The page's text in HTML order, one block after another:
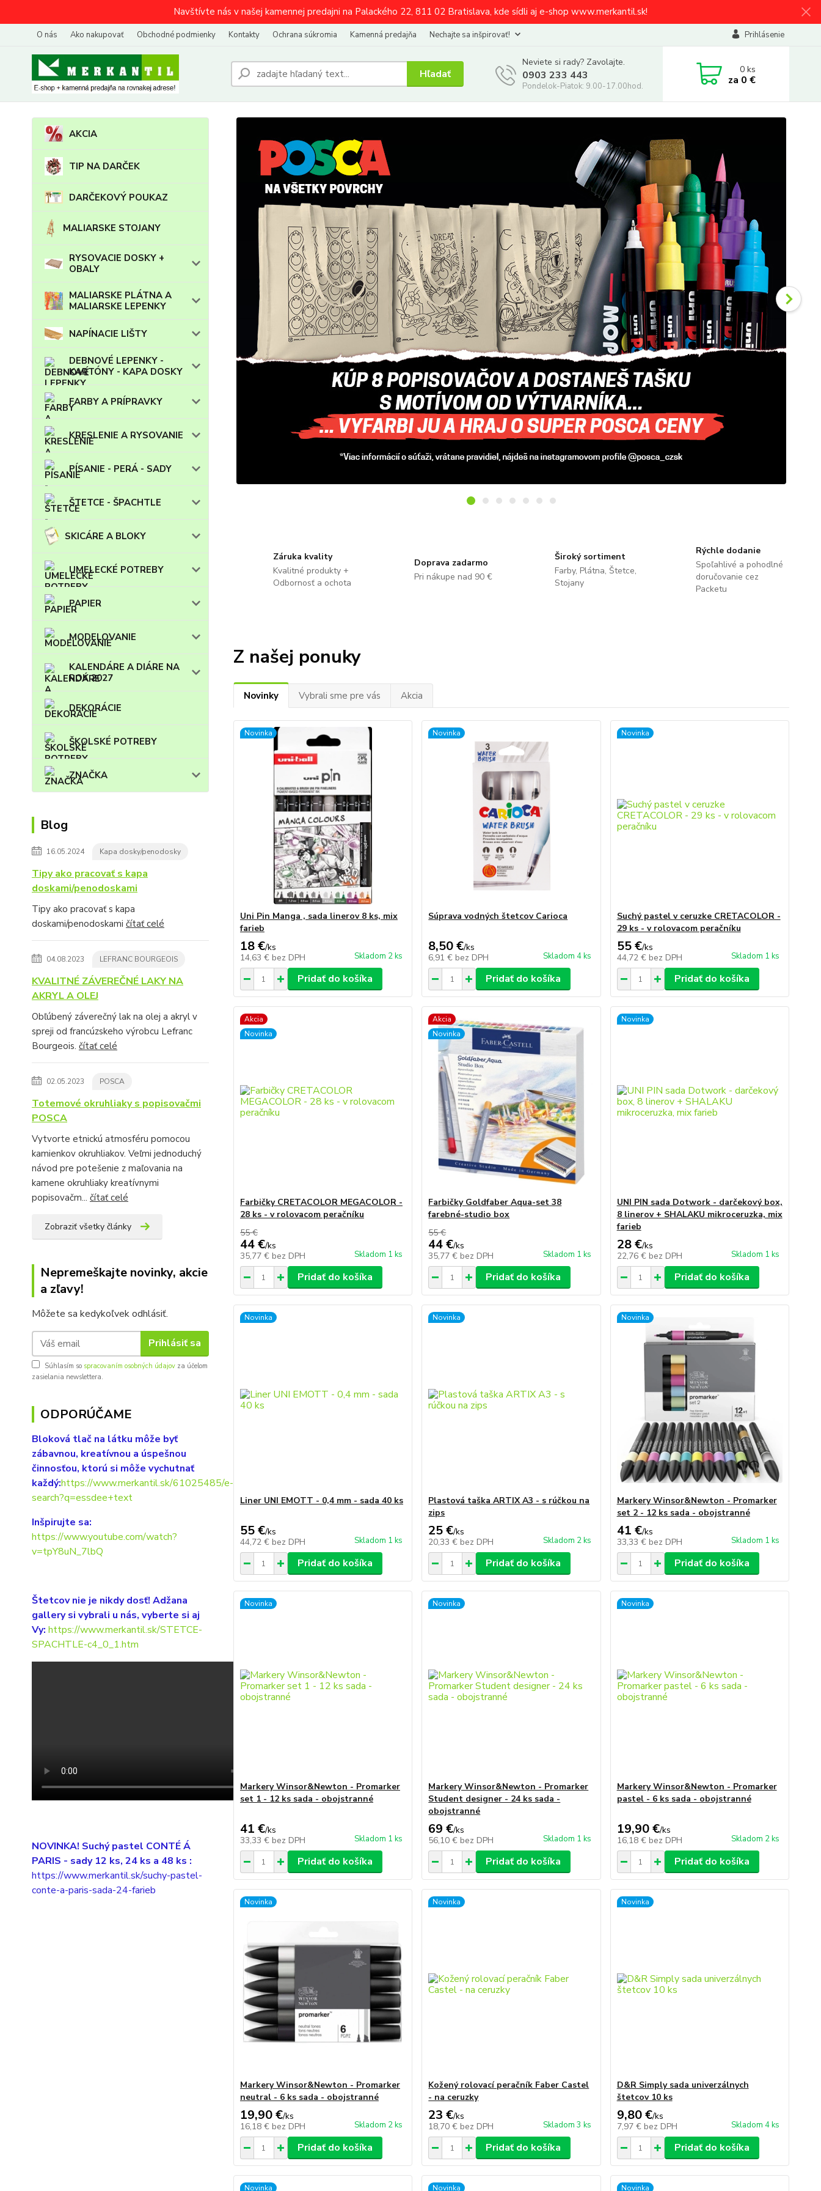
Navštívte nás v našej kamennej predajni na Palackého 22, 811 02 Bratislava, kde sídli aj e-shop www.merkantil.sk!
O nás Ako nakupovať Obchodné podmienky Kontakty Ochrana súkromia Kamenná predajňa Nechajte sa inšpirovať! Prihlásenie
Hľadať
Neviete si rady? Zavolajte.
0903 233 443
Pondelok-Piatok: 9.00-17.00hod.
0ks
za 0 €
AKCIA
TIP NA DARČEK
DARČEKOVÝ POUKAZ
MALIARSKE STOJANY
RYSOVACIE DOSKY +
OBALY
MALIARSKE PLÁTNA A
MALIARSKE LEPENKY
NAPÍNACIE LIŠTY
DEBNOVÉ LEPENKY -
KARTÓNY - KAPA DOSKY
FARBY A PRÍPRAVKY
KRESLENIE A RYSOVANIE
PÍSANIE - PERÁ - SADY
ŠTETCE - ŠPACHTLE
SKICÁRE A BLOKY
UMELECKÉ POTREBY
PAPIER
MODELOVANIE
KALENDÁRE A DIÁRE NA
ROK 2027
DEKORÁCIE
ŠKOLSKÉ POTREBY
ZNAČKA
Blog
16.05.2024 Kapa dosky/penodosky
Tipy ako pracovať s kapa
doskami/penodoskami
Tipy ako pracovať s kapa
doskami/penodoskami čítať celé
04.08.2023 LEFRANC BOURGEOIS
KVALITNÉ ZÁVEREČNÉ LAKY NA
AKRYL A OLEJ
Obľúbený záverečný lak na olej a akryl v
spreji od francúzskeho výrobcu Lefranc
Bourgeois. čítať celé
02.05.2023 POSCA
Totemové okruhliaky s popisovačmi
POSCA
Vytvorte etnickú atmosféru pomocou
kamienkov okruhliakov. Veľmi jednoduchý
návod pre potešenie z maľovania na
kamene okruhliaky kreatívnymi
popisovačm... čítať celé
Zobraziť všetky články
Nepremeškajte novinky, akcie
a zľavy!
Môžete sa kedykoľvek odhlásiť.
Prihlásiť sa
Súhlasím so spracovaním osobných údajov za účelom
zasielania newslettera.
ODPORÚČAME
Bloková tlač na látku môže byť
zábavnou, kreatívnou a úspešnou
činnosťou, ktorú si môže vychutnať
každý:https://www.merkantil.sk/61025485/e-
search?q=essdee+text
Inšpirujte sa:
https://www.youtube.com/watch?
v=tpY8uN_7lbQ
Štetcov nie je nikdy dosť! Adžana
gallery si vybrali u nás, vyberte si aj
Vy: https://www.merkantil.sk/STETCE-
SPACHTLE-c4_0_1.htm
NOVINKA! Suchý pastel CONTÉ Á
PARIS - sady 12 ks, 24 ks a 48 ks :
https://www.merkantil.sk/suchy-pastel-
conte-a-paris-sada-24-farieb
Záruka kvality
Kvalitné produkty +
Odbornosť a ochota
Doprava zadarmo
Pri nákupe nad 90 €
Široký sortiment
Farby, Plátna, Štetce,
Stojany
Rýchle dodanie
Spoľahlivé a pohodlné
doručovanie cez
Packetu
Z našej ponuky
Novinky Vybrali sme pre vás Akcia
Novinka
Uni Pin Manga , sada linerov 8 ks, mix
farieb
18 €/ks
14,63 € bez DPH Skladom 2 ks
Pridať do košíka
Novinka
Súprava vodných štetcov Carioca
8,50 €/ks
6,91 € bez DPH Skladom 4 ks
Pridať do košíka
Novinka
Suchý pastel v ceruzke CRETACOLOR -
29 ks - v rolovacom peračníku
55 €/ks
44,72 € bez DPH Skladom 1 ks
Pridať do košíka
Akcia
Novinka
Farbičky CRETACOLOR MEGACOLOR -
28 ks - v rolovacom peračníku
55 €
44 €/ks
35,77 € bez DPH Skladom 1 ks
Pridať do košíka
Akcia
Novinka
Farbičky Goldfaber Aqua-set 38
farebné-studio box
55 €
44 €/ks
35,77 € bez DPH Skladom 1 ks
Pridať do košíka
Novinka
UNI PIN sada Dotwork - darčekový box,
8 linerov + SHALAKU mikroceruzka, mix
farieb
28 €/ks
22,76 € bez DPH Skladom 1 ks
Pridať do košíka
Novinka
Liner UNI EMOTT - 0,4 mm - sada 40 ks
55 €/ks
44,72 € bez DPH Skladom 1 ks
Pridať do košíka
Novinka
Plastová taška ARTIX A3 - s rúčkou na
zips
25 €/ks
20,33 € bez DPH Skladom 2 ks
Pridať do košíka
Novinka
Markery Winsor&Newton - Promarker
set 2 - 12 ks sada - obojstranné
41 €/ks
33,33 € bez DPH Skladom 1 ks
Pridať do košíka
Novinka
Markery Winsor&Newton - Promarker
set 1 - 12 ks sada - obojstranné
41 €/ks
33,33 € bez DPH Skladom 1 ks
Pridať do košíka
Novinka
Markery Winsor&Newton - Promarker
Student designer - 24 ks sada -
obojstranné
69 €/ks
56,10 € bez DPH Skladom 1 ks
Pridať do košíka
Novinka
Markery Winsor&Newton - Promarker
pastel - 6 ks sada - obojstranné
19,90 €/ks
16,18 € bez DPH Skladom 2 ks
Pridať do košíka
Novinka
Markery Winsor&Newton - Promarker
neutral - 6 ks sada - obojstranné
19,90 €/ks
16,18 € bez DPH Skladom 2 ks
Pridať do košíka
Novinka
Kožený rolovací peračník Faber Castel
- na ceruzky
23 €/ks
18,70 € bez DPH Skladom 3 ks
Pridať do košíka
Novinka
D&R Simply sada univerzálnych
štetcov 10 ks
9,80 €/ks
7,97 € bez DPH Skladom 4 ks
Pridať do košíka
Novinka Novinka Novinka